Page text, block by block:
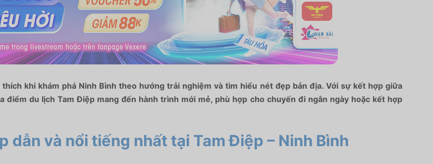
khi khám phá Ninh Bình theo hướng trải nghiệm và tìm hiểu nét đẹp bản địa. Với sự kết hợp giữa
điểm du lịch Tam Điệp mang đến hành trình mới mẻ, phù hợp cho chuyến đi ngắn ngày hoặc kết hợp
dẫn và nổi tiếng nhất tại Tam Điệp – Ninh Bình